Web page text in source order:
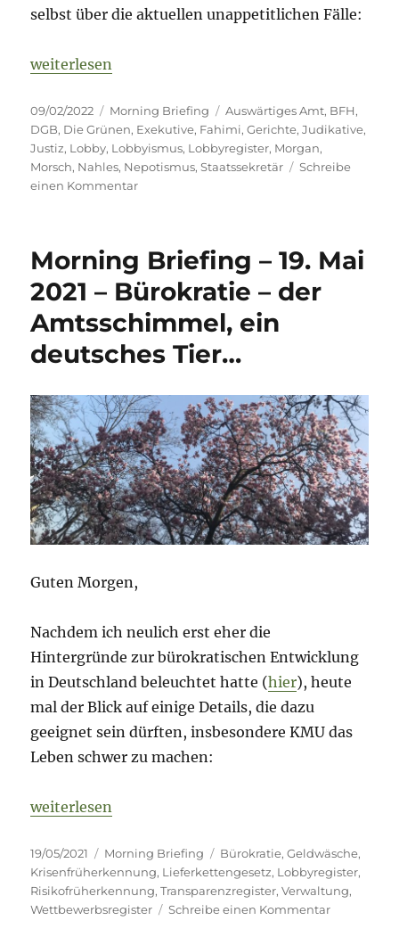
selbst über die aktuellen unappetitlichen Fälle:
„Morning Briefing – 9. Februar 2022 –
weiterlesen
Veröffentlicht
am
09/02/2022 Kategorien
Morning Briefing Schlagwörter
Auswärtiges Amt, BFH,
DGB, Die Grünen, Exekutive, Fahimi,Gerichte,Judikative,
Justiz, Lobby, Lobbyismus, Lobbyregister, Morgan,
Morsch, Nahles, Nepotismus,Staatssekretär
Schreibe
einen Kommentarzu
9.
Februar
2022
–
Nepotismus
–
neue
Regierung
ist
kein
Kind
von
Traurigkeit
Morning Briefing – 19. Mai
2021 – Bürokratie – der
Amtsschimmel, ein
deutsches Tier…
Guten Morgen,
Nachdem ich neulich erst eher die
Hintergründe zur bürokratischen Entwicklung
in Deutschland beleuchtet hatte (hier), heute
mal der Blick auf einige Details, die dazu
geeignet sein dürften, insbesondere KMU das
Leben schwer zu machen:
„Morning Briefing – 19. Mai 2021 – Bürokratie –
weiterlesen
Veröffentlicht
am
19/05/2021 Kategorien
Morning Briefing Schlagwörter
Bürokratie,Geldwäsche,
Krisenfrüherkennung, Lieferkettengesetz, Lobbyregister,
Risikofrüherkennung,Transparenzregister,Verwaltung,
Wettbewerbsregister
Schreibe einen Kommentarzu